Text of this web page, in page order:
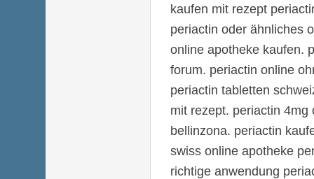
kaufen mit rezept
periactin oder ähnliches
online apotheke kaufen.
forum. periactin online
periactin tabletten
mit rezept. periactin 4mg
bellinzona. periactin
swiss online apotheke
richtige anwendung